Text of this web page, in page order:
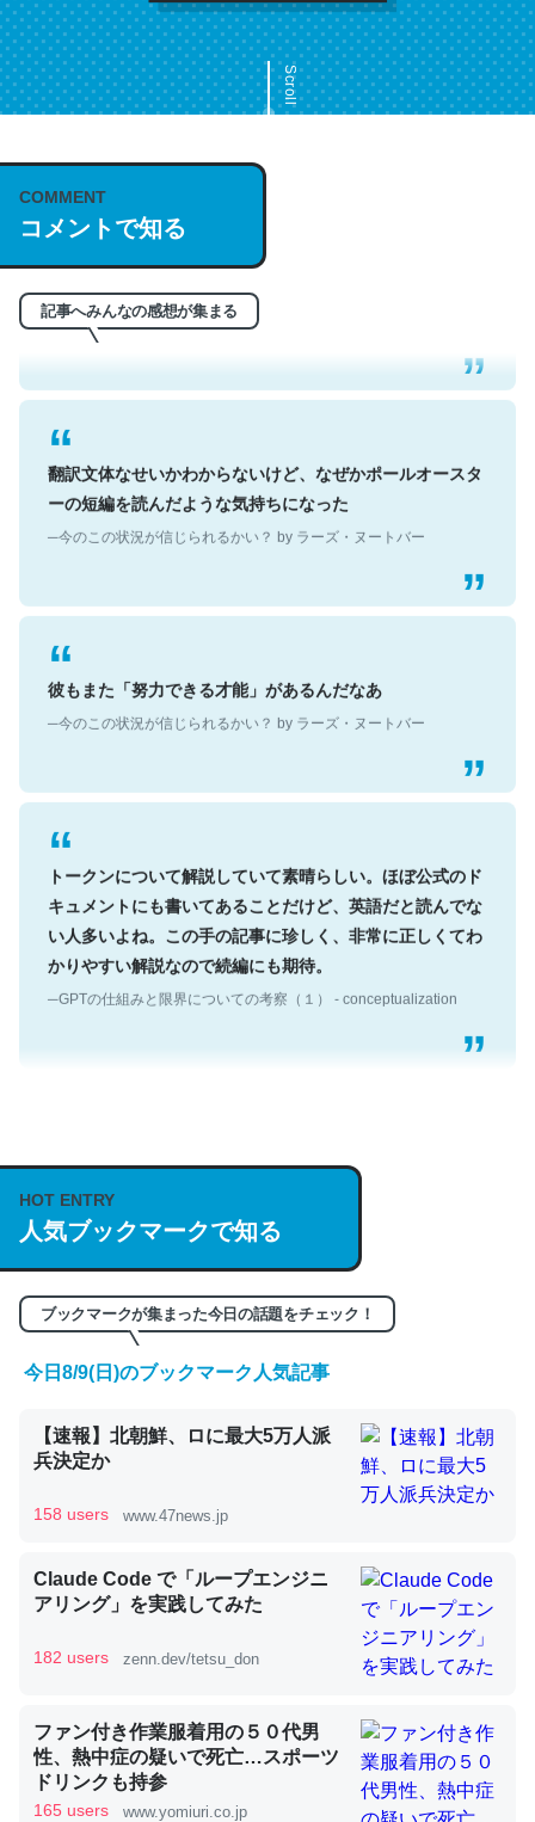
Scroll
COMMENT
コメントで知る
記事へみんなの感想が集まる
これは名文。彼はとてもクレバーなんだろうなと凄く思
─今のこの状況が信じられるかい？ by ラーズ・ヌートバー
翻訳文体なせいかわからないけど、なぜかポールオースタ
ーの短編を読んだような気持ちになった
─今のこの状況が信じられるかい？ by ラーズ・ヌートバー
彼もまた「努力できる才能」があるんだなあ
─今のこの状況が信じられるかい？ by ラーズ・ヌートバー
トークンについて解説していて素晴らしい。ほぼ公式のド
キュメントにも書いてあることだけど、英語だと読んでな
い人多いよね。この手の記事に珍しく、非常に正しくてわ
かりやすい解説なので続編にも期待。
─GPTの仕組みと限界についての考察（１） - conceptualization
説してる記事が少ないので貴重な良記事。/続編来た
https://isobe324649.hatenablog.com/entry/2023/03/27
/064121
─GPTの仕組みと限界についての考察（１） - conceptualization
くらい。小説でいう「ずっと前の伏線」は回収されないけ
ど、短期記憶というには多い分量。進化すればするほど分
かりやすく強くなりそう
コオロギのカルシウム分はエビの600分の1程度。
─ニュース :: 【研究発表】昆虫学の大問題＝「昆虫はなぜ海にいな
いのか」に関する新仮説
HOT ENTRY
人気ブックマークで知る
ブックマークが集まった今日の話題をチェック！
今日8/9(日)のブックマーク人気記事
【速報】北朝鮮、ロに最大5万人派
兵決定か
158 users www.47news.jp
Claude Code で「ループエンジニ
アリング」を実践してみた
182 users zenn.dev/tetsu_don
ファン付き作業服着用の５０代男
性、熱中症の疑いで死亡…スポーツ
ドリンクも持参
165 users www.yomiuri.co.jp